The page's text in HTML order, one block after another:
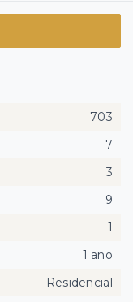
703
7
3
9
1
1 ano
Residencial